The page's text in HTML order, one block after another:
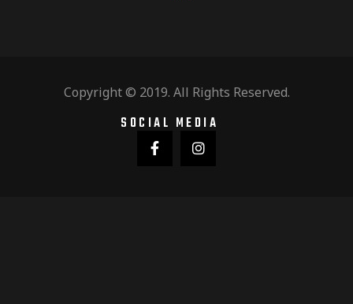
Copyright © 2019. All Rights Reserved.
SOCIAL MEDIA